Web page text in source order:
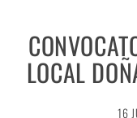
LOCAL
16